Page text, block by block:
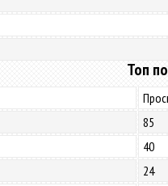
Топ
85
40
24